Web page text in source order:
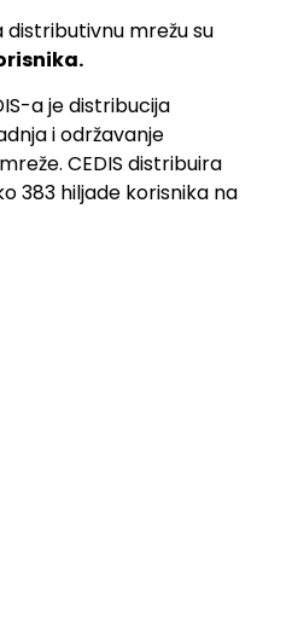
mrežu su
a je distribucija
i održavanje
CEDIS distribuira
383 hiljade korisnika na